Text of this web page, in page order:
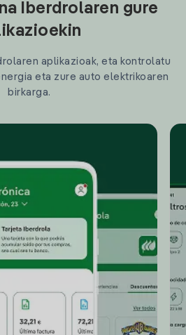
Iberdrolaren gure
aplikazioak, eta kontrolatu
eta zure auto elektrikoaren
birkarga.